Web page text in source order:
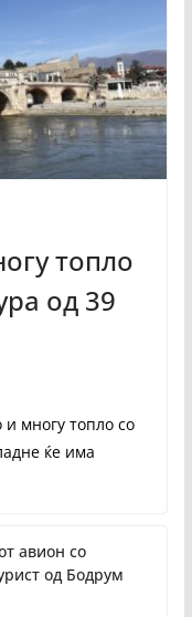
топло
од 39
многу топло со
ќе има
авион со
од Бодрум